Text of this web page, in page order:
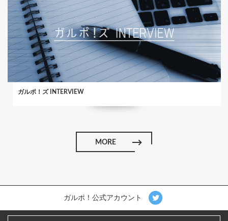
ガルポ！ズ INTERVIEW
MORE
ガルポ！公式アカウント